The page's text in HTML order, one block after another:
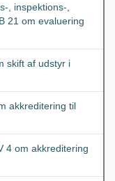
, inspektions-,
21 om evaluering
skift af udstyr i
akkreditering til
4 om akkreditering